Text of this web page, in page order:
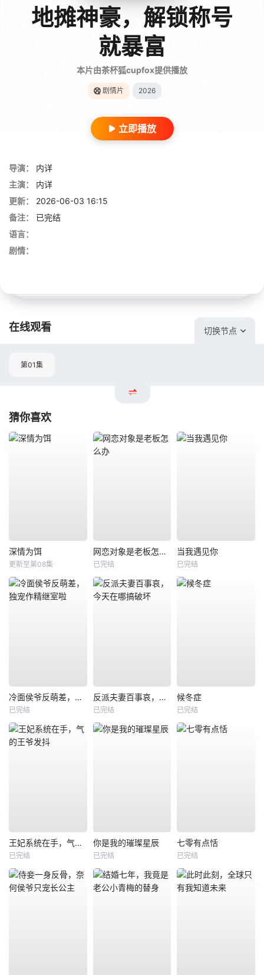
地摊神豪，解锁称号
就暴富
本片由茶杯狐cupfox提供播放
剧情片 2026
立即播放
导演：
内详
主演：
内详
更新：
2026-06-03 16:15
备注：
已完结
语言：
剧情：
在线观看 切换节点
第01集
猜你喜欢
深情为饵
更新至第08集
网恋对象是老板怎么办
已完结
当我遇见你
已完结
冷面侯爷反萌差，独宠作精继室啦
已完结
反派夫妻百事哀，今天在哪搞破坏
已完结
候冬症
已完结
王妃系统在手，气的王爷发抖
已完结
你是我的璀璨星辰
已完结
七零有点恬
已完结